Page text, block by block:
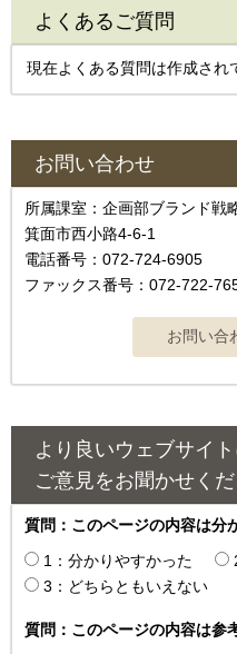
よくあるご質問
現在よくある質問は作成され
お問い合わせ
所属課室：企画部ブランド戦
箕面市西小路4-6-1
電話番号：072-724-6905
ファックス番号：072-722-
より良いウェブサイ
ご意見をお聞かせく
質問：このページの内容は分
1：分かりやすかった
3：どちらともいえない
質問：このページの内容は参